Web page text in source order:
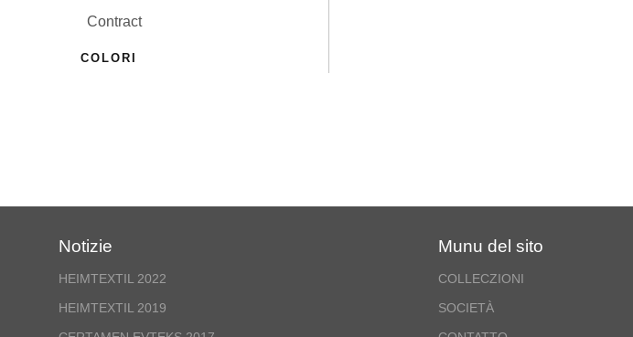
Contract
COLORI
Notizie
HEIMTEXTIL 2022
HEIMTEXTIL 2019
Munu del sito
COLLECZIONI
SOCIETÀ